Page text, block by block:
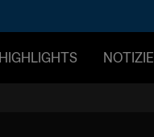
HIGHLIGHTS NOTIZIE